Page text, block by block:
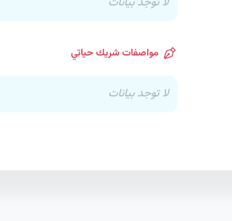
مواصفات شريك حياتي
لا توجد بيانات